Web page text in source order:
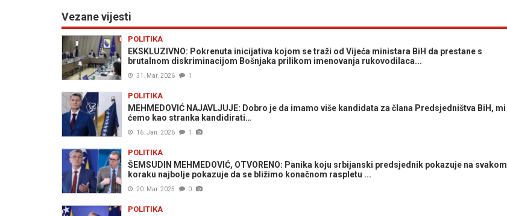
Vezane vijesti
POLITIKA
EKSKLUZIVNO: Pokrenuta inicijativa kojom se traži od Vijeća ministara BiH da prestane s
brutalnom diskriminacijom Bošnjaka prilikom imenovanja rukovodilaca...
31. Mar. 2026 1
POLITIKA
MEHMEDOVIĆ NAJAVLJUJE: Dobro je da imamo više kandidata za člana Predsjedništva BiH, mi
ćemo kao stranka kandidirati…
16. Jan. 2026 1
POLITIKA
ŠEMSUDIN MEHMEDOVIĆ, OTVORENO: Panika koju srbijanski predsjednik pokazuje na svakom
koraku najbolje pokazuje da se bližimo konačnom raspletu ...
20. Mar. 2025 0
POLITIKA